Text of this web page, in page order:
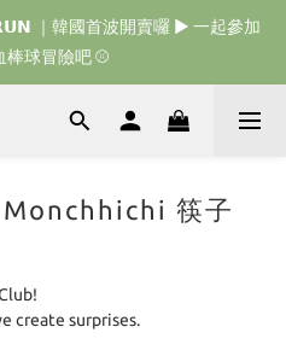
韓國首波開賣囉 ▶ 一起參加
棒球冒險吧 ⚾️
韓國首波開賣囉 ▶ 一起參加
棒球冒險吧 ⚾️
𝗕𝗜𝗧𝗘｜日本限時接單中
韓國首波開賣囉 ▶ 一起參加
棒球冒險吧 ⚾️
筷子
create surprises.